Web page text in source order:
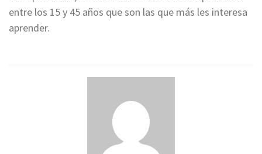
entre los 15 y 45 años que son las que más les interesa
aprender.